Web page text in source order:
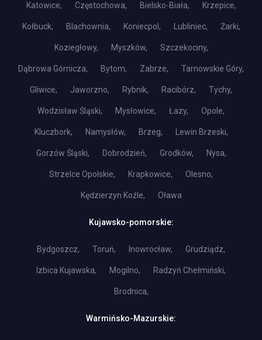
Katowice, Częstochowa, Bielsko-Biała, Krzepice,
Kołbuck, Blachownia, Koniecpol, Lubliniec, Żarki,
Koziegłowy, Myszków, Szczekociny,
Dąbrowa Górnicza, Bytom, Zabrze, Tarnowskie Góry,
Gliwice, Jaworzno, Rybnik, Racibórz, Tychy,
Wodzisław Śląski, Mysłowice, Łazy, Opole,
Kluczbork, Namysłów, Brzeg, Lewin Brzeski,
Gorzów Śląski, Dobrodzień, Grodków, Nysa,
Strzelce Opolskie, Krapkowice, Olesno,
Kędzierzyn Koźle, Oława
Kujawsko-pomorskie:
Bydgoszcz, Toruń, Inowrocław, Grudziądz,
Izbica Kujawska, Mogilno, Radzyń Chełmiński,
Brodnica,
Warmińsko-Mazurskie: